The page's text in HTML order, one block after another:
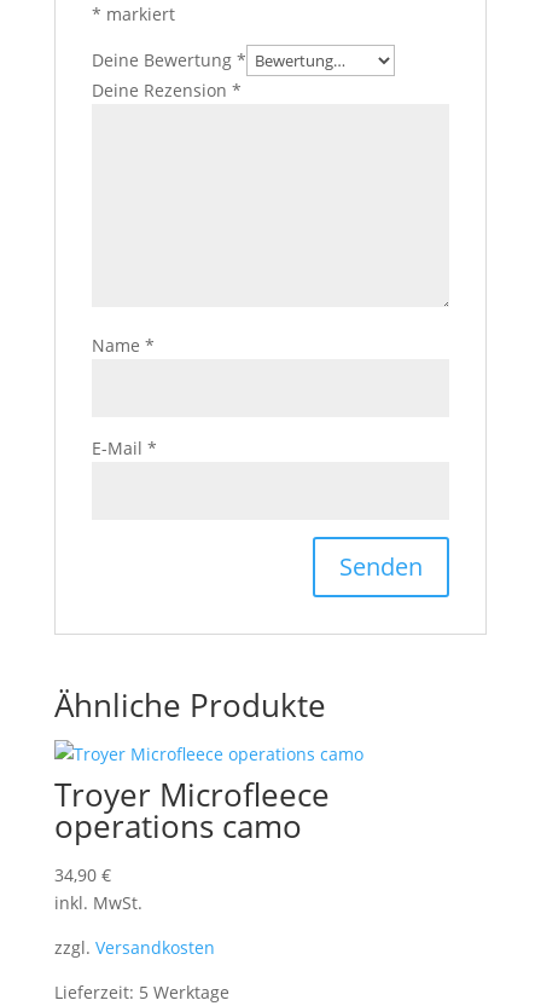
* markiert
Deine Bewertung *
Deine Rezension *
Name *
E-Mail *
Ähnliche Produkte
Troyer Microfleece
operations camo
34,90 €
inkl. MwSt.
zzgl. Versandkosten
Lieferzeit: 5 Werktage